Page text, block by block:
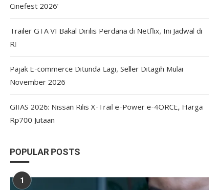
Cinefest 2026’
Trailer GTA VI Bakal Dirilis Perdana di Netflix, Ini Jadwal di
RI
Pajak E-commerce Ditunda Lagi, Seller Ditagih Mulai
November 2026
GIIAS 2026: Nissan Rilis X-Trail e-Power e-4ORCE, Harga
Rp700 Jutaan
POPULAR POSTS
1